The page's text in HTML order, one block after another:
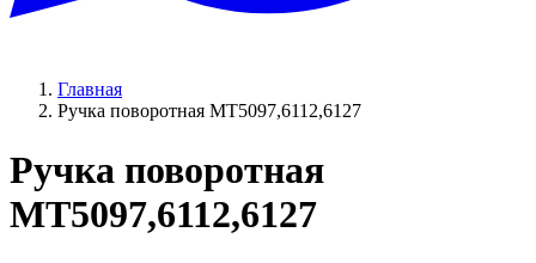
Главная
Ручка поворотная МТ5097,6112,6127
Ручка поворотная
МТ5097,6112,6127